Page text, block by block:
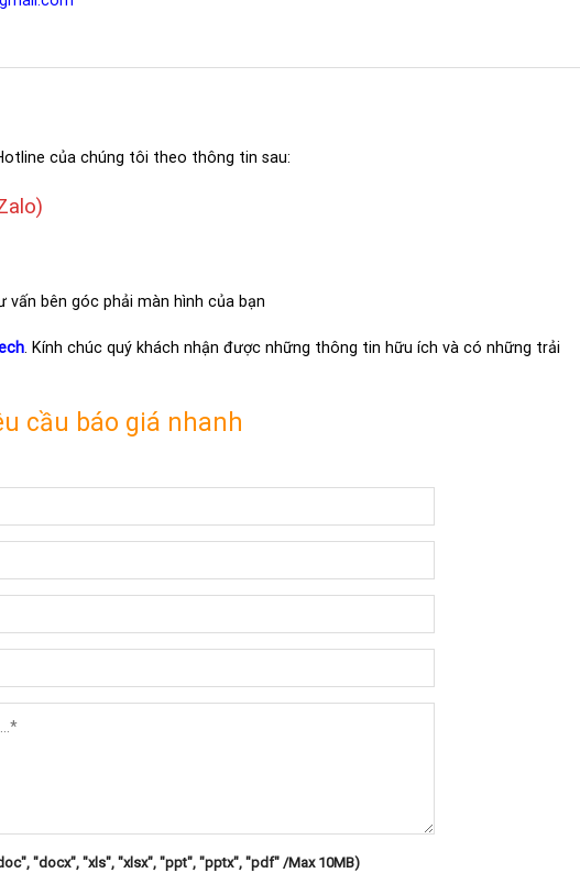
của chúng tôi theo thông tin sau:
bên góc phải màn hình của bạn
. Kính chúc quý khách nhận được những thông tin hữu ích và có những trải
cầu báo giá nhanh
"docx", "xls", "xlsx", "ppt", "pptx", "pdf" /Max 10MB)